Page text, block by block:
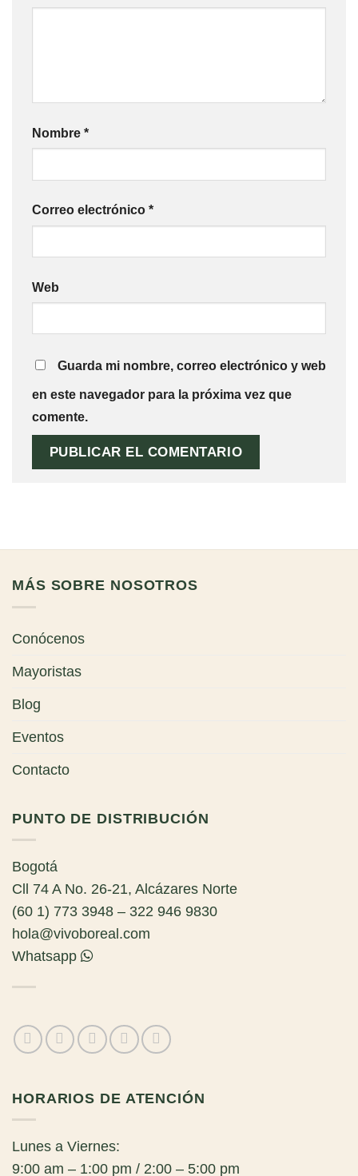
Nombre *
Correo electrónico *
Web
Guarda mi nombre, correo electrónico y web
en este navegador para la próxima vez que
comente.
MÁS SOBRE NOSOTROS
Conócenos
Mayoristas
Blog
Eventos
Contacto
PUNTO DE DISTRIBUCIÓN
Bogotá
Cll 74 A No. 26-21, Alcázares Norte
(60 1) 773 3948 – 322 946 9830
hola@vivoboreal.com
Whatsapp
HORARIOS DE ATENCIÓN
Lunes a Viernes:
9:00 am – 1:00 pm / 2:00 – 5:00 pm